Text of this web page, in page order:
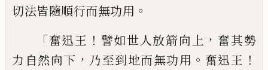
切法皆隨順行而無功用 。
「奮迅王 ！ 譬如世人放箭向上 ， 奮其勢
力自然向下 ， 乃至到地而無功用 。 奮迅王 ！